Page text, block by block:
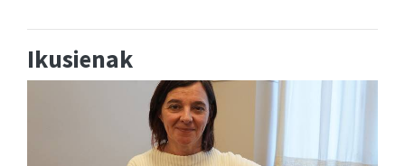
Ikusienak